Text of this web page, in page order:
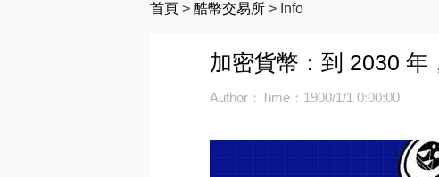
首頁 > 酷幣交易所 > Info
加密貨幣：到 2030 年
Author：Time：1900/1/1 0:00:00